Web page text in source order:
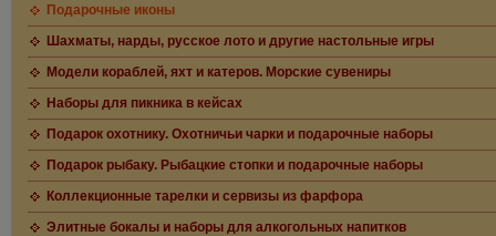
Подарочные иконы
Шахматы, нарды, русское лото и другие настольные игры
Модели кораблей, яхт и катеров. Морские сувениры
Наборы для пикника в кейсах
Подарок охотнику. Охотничьи чарки и подарочные наборы
Подарок рыбаку. Рыбацкие стопки и подарочные наборы
Коллекционные тарелки и сервизы из фарфора
Элитные бокалы и наборы для алкогольных напитков